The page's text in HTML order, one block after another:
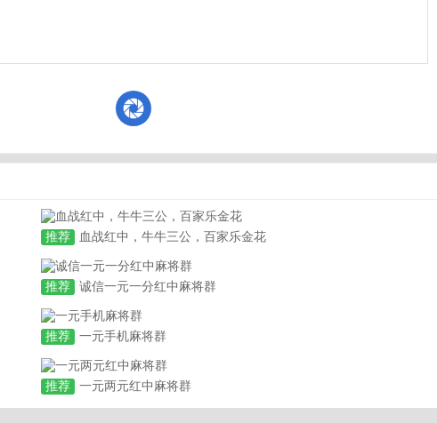
推荐 血战红中，牛牛三公，百家乐金花
推荐 诚信一元一分红中麻将群
推荐 一元手机麻将群
推荐 一元两元红中麻将群